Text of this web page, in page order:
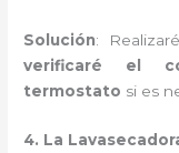
Solución:
verificaré el
termostato si es
4. La